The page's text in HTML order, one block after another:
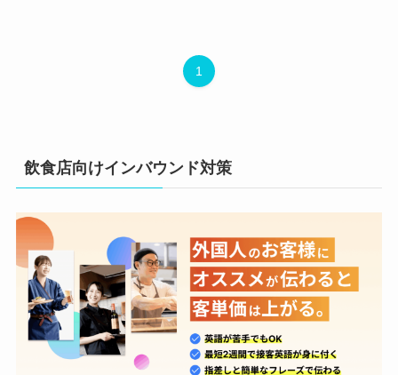
1
飲食店向けインバウンド対策